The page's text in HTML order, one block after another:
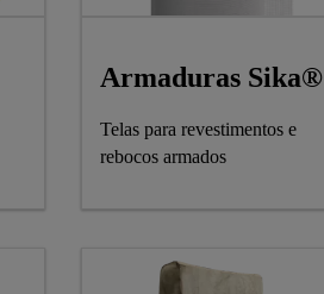
Armaduras Sika®
Telas para revestimentos e
rebocos armados